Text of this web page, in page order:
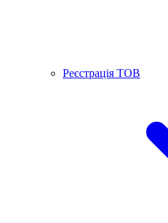
Реєстрація ТОВ